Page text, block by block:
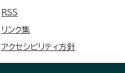
RSS
リンク集
アクセシビリティ方針